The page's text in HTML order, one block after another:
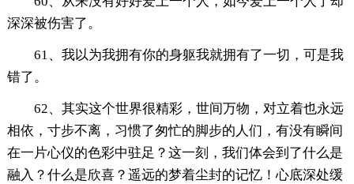
深深被伤害了。
61、我以为我拥有你的身躯我就拥有了一切，可是我
错了。
62、其实这个世界很精彩，世间万物，对立着也永远
相依，寸步不离，习惯了匆忙的脚步的人们，有没有瞬间
在一片心仪的色彩中驻足？这一刻，我们体会到了什么是
融入？什么是欣喜？遥远的梦着尘封的记忆！心底深处缓